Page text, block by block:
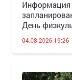
Информация
День
04.08.2026 19:26